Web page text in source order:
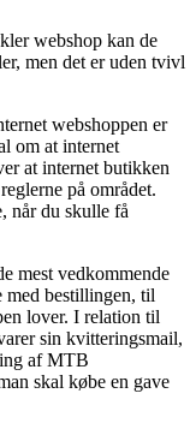
webshop kan de
men det er uden tvivl
webshoppen er
om at internet
at internet butikken
på området.
når du skulle få
mest vedkommende
med bestillingen, til
lover. I relation til
sin kvitteringsmail,
af MTB
skal købe en gave